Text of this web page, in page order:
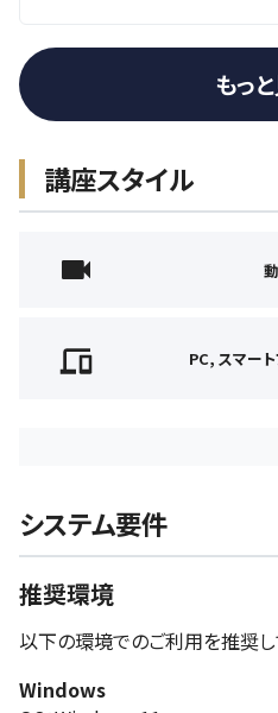
もっ
講座スタイル
PC, スマー
システム要件
推奨環境
以下の環境でのご利用を推奨し
Windows